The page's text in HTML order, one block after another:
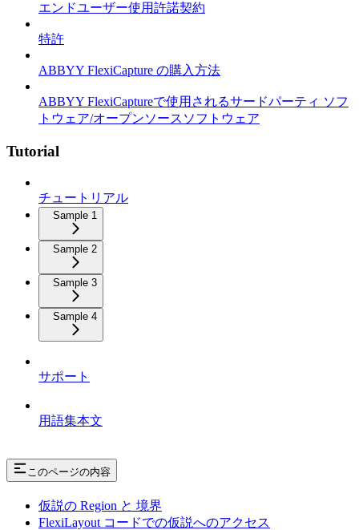
エンドユーザー使用許諾契約
特許
ABBYY FlexiCapture の購入方法
ABBYY FlexiCaptureで使用されるサードパーティ ソフ
トウェア/オープンソースソフトウェア
Tutorial
チュートリアル
Sample 1
Sample 2
Sample 3
Sample 4
サポート
用語集本文
このページの内容
仮説の Region と 境界
FlexiLayout コードでの仮説へのアクセス